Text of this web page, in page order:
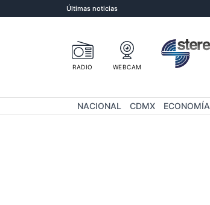
Últimas noticias
RADIO WEBCAM
NACIONAL CDMX ECONOMÍA